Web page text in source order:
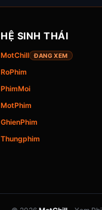
HỆ SINH THÁI
MotChill ĐANG XEM
RoPhim
PhimMoi
MotPhim
GhienPhim
Thungphim